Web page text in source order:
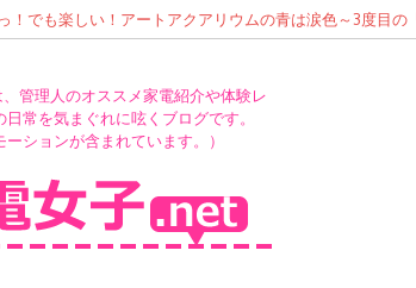
！でも楽しい！アートアクアリウムの青は涙色～3度目の
」撮影会
ンズを推し活に捧ぐ！「TAMRON 70-300mm F/4.5-6.3 Di
）」レビュー＆ささのま生誕祭LIVEレポ
、管理人のオススメ家電紹介や体験レ
常を気まぐれに呟くブログです。
ションが含まれています。）